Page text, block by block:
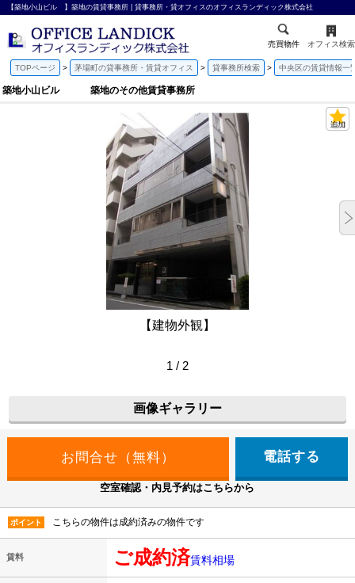
【築地小山ビル 】築地の賃貸事務所 | 貸事務所・貸オフィスのオフィスランディック株式会社
売買物件 オフィス検索
TOPページ 茅場町の貸事務所・賃貸オフィス 貸事務所検索 中央区の賃貸情報一
築地小山ビル 築地のその他賃貸事務所
【建物外観】
1 / 2
画像ギャラリー
電話する
空室確認・内見予約はこちらから
ポイント こちらの物件は成約済みの物件です
賃料 ご成約済賃料相場